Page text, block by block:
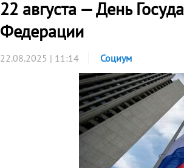
22 августа — День
Федерации
22.08.2025 | 11:14 Социум